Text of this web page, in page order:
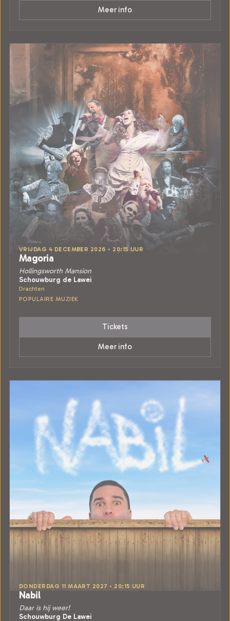
Meer info
VRIJDAG 4 DECEMBER 2026 • 20:15 UUR
Magoria
Hollingsworth Mansion
Schouwburg de Lawei
Drachten
POPULAIRE MUZIEK
Tickets
Meer info
DONDERDAG 11 MAART 2027 • 20:15 UUR
Nabil
Daar is hij weer!
Schouwburg De Lawei